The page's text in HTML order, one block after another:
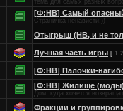
тема для самых разных
[Ф:НВ] Самый
Страничка ненависти.))
Отыгрыш (НВ, и не
Лучшая часть игры [ 1 2
[Ф:НВ] Палочки-
[Ф:НВ] Жилище
Дом, куда хочется
Фракции и